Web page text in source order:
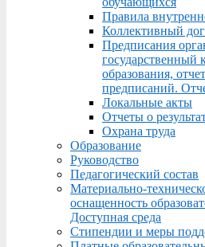
Правила
Коллективный
Предписания
государственный
образования,
предписаний.
Локальные акты
Отчеты о
Охрана труда
Образование
Руководство
Педагогический состав
Материально-
оснащенность
Доступная среда
Стипендии и меры